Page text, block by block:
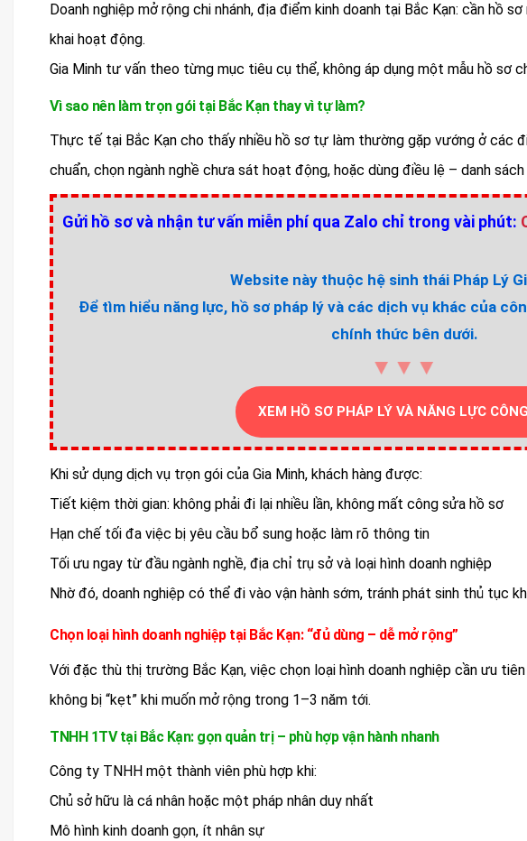
Doanh nghiệp mở rộng chi nhánh, địa điểm kinh doanh tại Bắc Kạn: cần hồ
khai hoạt động.
Gia Minh tư vấn theo từng mục tiêu cụ thể, không áp dụng một mẫu hồ sơ
Vì sao nên làm trọn gói tại Bắc Kạn thay vì tự làm?
Thực tế tại Bắc Kạn cho thấy nhiều hồ sơ tự làm thường gặp vướng ở các
chuẩn, chọn ngành nghề chưa sát hoạt động, hoặc dùng điều lệ – danh
Gửi hồ sơ và nhận tư vấn miễn phí qua Zalo chỉ trong vài phút:
Website này thuộc hệ sinh thái Pháp Lý
Để tìm hiểu năng lực, hồ sơ pháp lý và các dịch vụ khác của
chính thức bên dưới.
▼▼▼
XEM HỒ SƠ PHÁP LÝ VÀ NĂNG LỰC
Khi sử dụng dịch vụ trọn gói của Gia Minh, khách hàng được:
Tiết kiệm thời gian: không phải đi lại nhiều lần, không mất công sửa hồ sơ
Hạn chế tối đa việc bị yêu cầu bổ sung hoặc làm rõ thông tin
Tối ưu ngay từ đầu ngành nghề, địa chỉ trụ sở và loại hình doanh nghiệp
Nhờ đó, doanh nghiệp có thể đi vào vận hành sớm, tránh phát sinh thủ tục
Chọn loại hình doanh nghiệp tại Bắc Kạn: “đủ dùng – dễ mở rộng”
Với đặc thù thị trường Bắc Kạn, việc chọn loại hình doanh nghiệp cần ưu
không bị “kẹt” khi muốn mở rộng trong 1–3 năm tới.
TNHH 1TV tại Bắc Kạn: gọn quản trị – phù hợp vận hành nhanh
Công ty TNHH một thành viên phù hợp khi:
Chủ sở hữu là cá nhân hoặc một pháp nhân duy nhất
Mô hình kinh doanh gọn, ít nhân sự